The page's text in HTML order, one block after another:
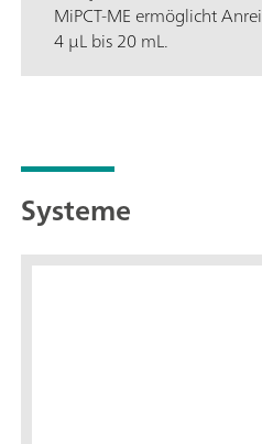
MiPCT-ME ermöglicht
4 µL bis 20 mL.
Systeme